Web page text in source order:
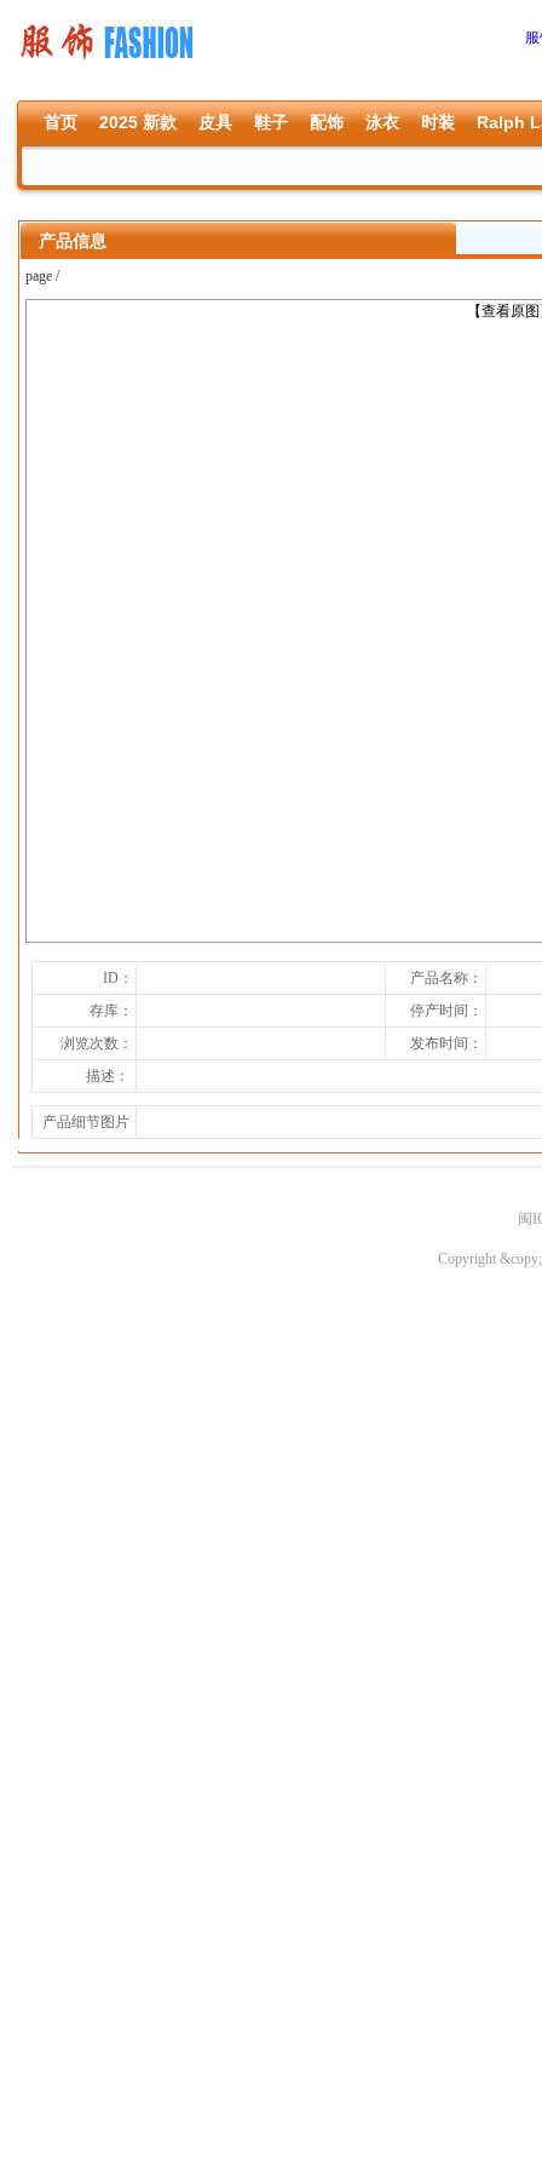
首页 2025 新款 皮具 鞋子 配饰 泳衣 时装 Ralph
产品信息
page /
【查看原
上一张
ID：
产品名称：
存库：
停产时间：
浏览次数：
发布时间：
描述：
产品细节图片
闽
Copyright